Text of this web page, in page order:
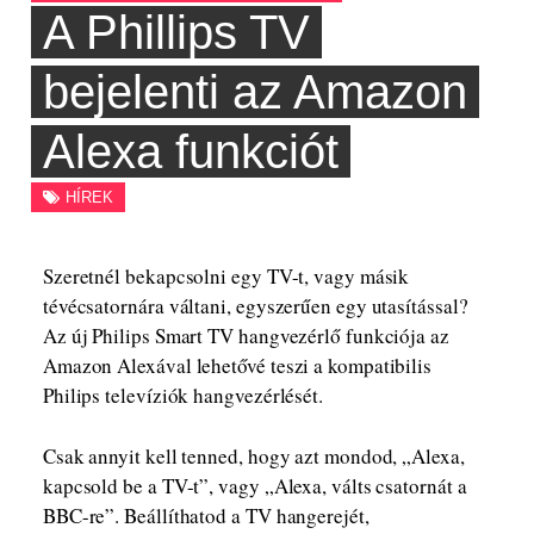
A Phillips TV
bejelenti az Amazon
Alexa funkciót
HÍREK
Szeretnél bekapcsolni egy TV-t, vagy másik
tévécsatornára váltani, egyszerűen egy utasítással?
Az új Philips Smart TV hangvezérlő funkciója az
Amazon Alexával lehetővé teszi a kompatibilis
Philips televíziók hangvezérlését.
Csak annyit kell tenned, hogy azt mondod, „Alexa,
kapcsold be a TV-t”, vagy „Alexa, válts csatornát a
BBC-re”. Beállíthatod a TV hangerejét,